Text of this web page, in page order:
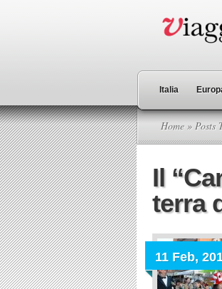
Italia
Home » Posts
Il
terra
11 Feb,